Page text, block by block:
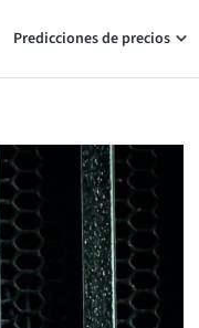
Predicciones de precios